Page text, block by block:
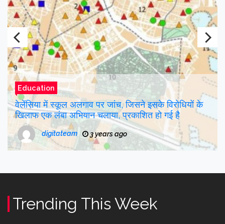
Education
फ़्लोरिडा राज्य ने प्रोफेसर को नौकरी से निकाल दिया
digitateam 3 years ago
Trending This Week